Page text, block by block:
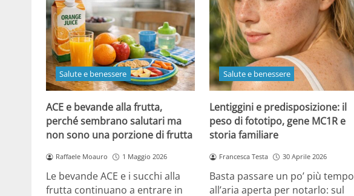
Salute e benessere
ACE e bevande alla frutta,
perché sembrano salutari ma
non sono una porzione di frutta
Raffaele Moauro 1 Maggio 2026
Le bevande ACE e i succhi alla
frutta continuano a entrare in
Salute e benessere
Lentiggini e predisposizione: il
peso di fototipo, gene MC1R e
storia familiare
Francesca Testa 30 Aprile 2026
Basta passare un po’ più tempo
all’aria aperta per notarlo: sul